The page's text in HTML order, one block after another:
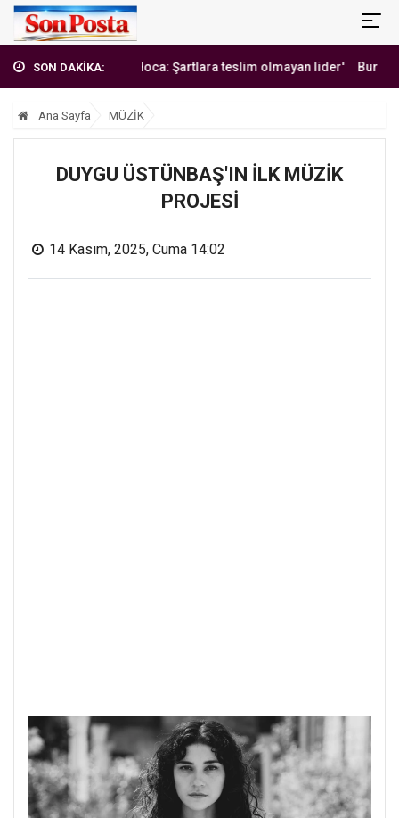
SON DAKİKA:
'Erbakan Hoca: Şartlara teslim olmayan lider' Burak
Ana Sayfa MÜZİK
DUYGU ÜSTÜNBAŞ'IN İLK MÜZİK
PROJESİ
14 Kasım, 2025, Cuma 14:02